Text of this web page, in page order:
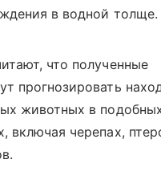
в водной толще.
что полученные
прогнозировать
животных в
включая черепах,